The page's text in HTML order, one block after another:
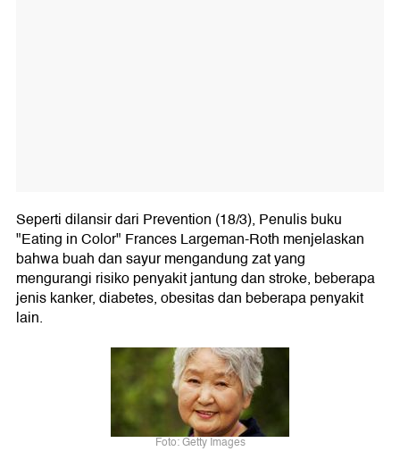
Seperti dilansir dari Prevention (18/3), Penulis buku
"Eating in Color" Frances Largeman-Roth menjelaskan
bahwa buah dan sayur mengandung zat yang
mengurangi risiko penyakit jantung dan stroke, beberapa
jenis kanker, diabetes, obesitas dan beberapa penyakit
lain.
Foto: Getty Images